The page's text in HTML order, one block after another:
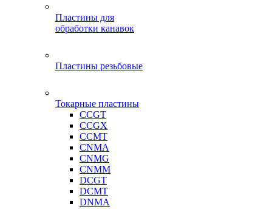
Пластины для
обработки канавок
Пластины резьбовые
Токарные пластины
CCGT
CCGX
CCMT
CNMA
CNMG
CNMM
DCGT
DCMT
DNMA